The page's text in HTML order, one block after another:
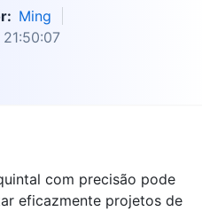
Ming
com precisão pode
eficazmente projetos de